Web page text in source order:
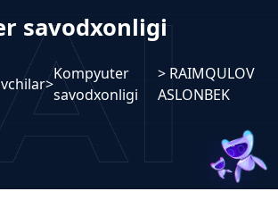
savodxonligi
>
Kompyuter
savodxonligi
> RAIMQULOV
ASLONBEK